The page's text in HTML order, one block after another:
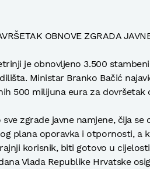
OBNOVE ZGRADA
je obnovljeno 3.500
Ministar Branko Bačić
500 milijuna eura za dovršetak
zgrade javne namjene, čija se
plana oporavka i otpornosti, a
korisnik, biti gotovo u
Vlada Republike Hrvatske